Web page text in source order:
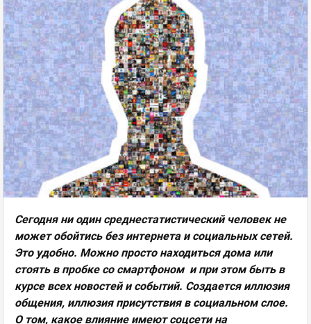
Сегодня ни один среднестатистический человек не
может обойтись без интернета и социальных сетей.
Это удобно. Можно просто находиться дома или
стоять в пробке со смартфоном и при этом быть в
курсе всех новостей и событий. Создается иллюзия
общения, иллюзия присутствия в социальном слое.
О том, какое влияние имеют соцсети на